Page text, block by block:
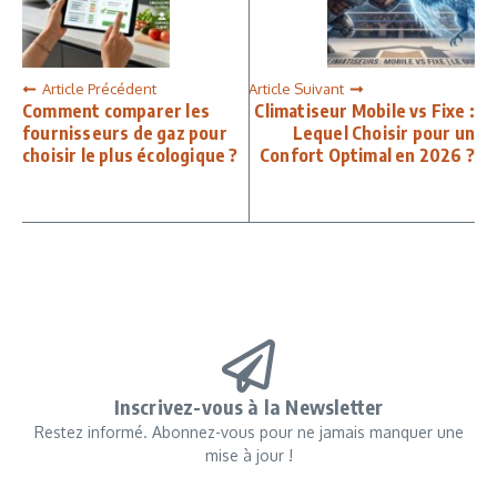
Article Précédent
Comment comparer les
fournisseurs de gaz pour
choisir le plus écologique ?
Article Suivant
Climatiseur Mobile vs Fixe :
Lequel Choisir pour un
Confort Optimal en 2026 ?
Inscrivez-vous à la Newsletter
Restez informé. Abonnez-vous pour ne jamais manquer une
mise à jour !